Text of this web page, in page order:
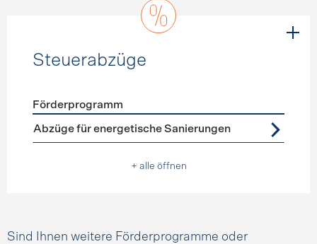
Steuerabzüge
Förderprogramme Steuerabzüge
Förderprogramm
Abzüge für energetische Sanierungen
+ alle öffnen
Sind Ihnen weitere Förderprogramme oder